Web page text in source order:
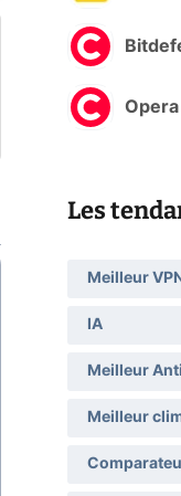
Opera
Les
Meilleur VPN
IA
Meilleur
Meilleur